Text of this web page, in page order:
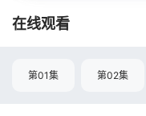
在线观看
第01集 第02集